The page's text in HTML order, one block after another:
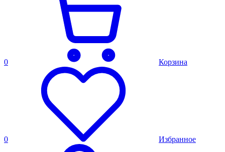
0 Корзина
0 Избранное